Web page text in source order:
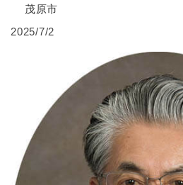
茂原市
2025/7/2